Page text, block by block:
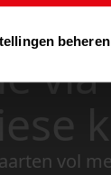
beheren
de
vol